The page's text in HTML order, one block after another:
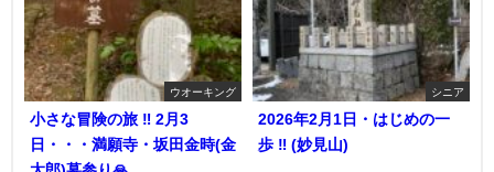
ウオーキング
小さな冒険の旅 ‼︎ 2月3
日・・・満願寺・坂田金時(金
シニア
2026年2月1日・はじめの一
歩 ‼︎ (妙見山)